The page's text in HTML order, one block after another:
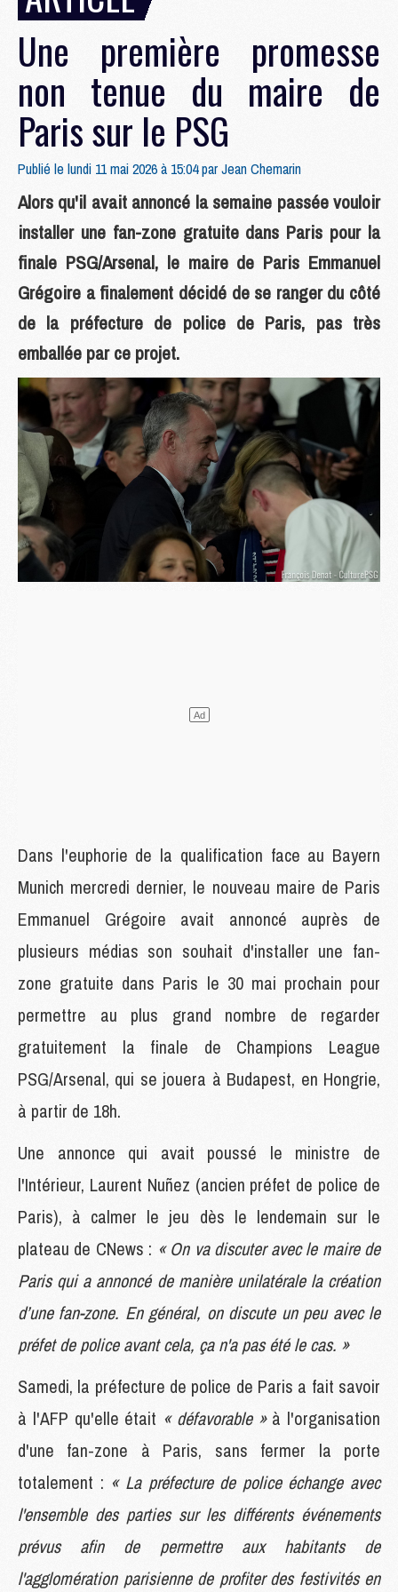
Une première promesse
non tenue du maire de
Paris sur le PSG
Publié le lundi 11 mai 2026 à 15:04 parJean Chemarin
Alors qu'il avait annoncé la semaine passée vouloir
installer une fan-zone gratuite dans Paris pour la
finale PSG/Arsenal, le maire de Paris Emmanuel
Grégoire a finalement décidé de se ranger du côté
de la préfecture de police de Paris, pas très
emballée par ce projet.
Dans l'euphorie de la qualification face au Bayern
Munich mercredi dernier, le nouveau maire de Paris
Emmanuel Grégoire avait annoncé auprès de
plusieurs médias son souhait d'installer une fan-
zone gratuite dans Paris le 30 mai prochain pour
permettre au plus grand nombre de regarder
gratuitement la finale de Champions League
PSG/Arsenal, qui se jouera à Budapest, en Hongrie,
à partir de 18h.
Une annonce qui avait poussé le ministre de
l'Intérieur, Laurent Nuñez (ancien préfet de police de
Paris), à calmer le jeu dès le lendemain sur le
plateau de CNews : « On va discuter avec le maire de
Paris qui a annoncé de manière unilatérale la création
d’une fan-zone. En général, on discute un peu avec le
préfet de police avant cela, ça n'a pas été le cas. »
Samedi, la préfecture de police de Paris a fait savoir
à l'AFP qu'elle était « défavorable »à l'organisation
d'une fan-zone à Paris, sans fermer la porte
totalement : « La préfecture de police échange avec
l'ensemble des parties sur les différents événements
prévus afin de permettre aux habitants de
l'agglomération parisienne de profiter des festivités en